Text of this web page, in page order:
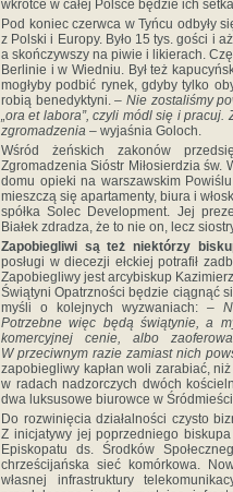
wkrótce w całej Polsce będzie ich
Pod koniec czerwca w Tyńcu odbyły
z Polski i Europy. Było 15 tys. gości i
a skończywszy na piwie i likierach.
Berlinie i w Wiedniu. Był też
mogłyby podbić rynek, gdyby tylko
robią benedyktyni.– Nie zostaliśmy
„ora et labora”, czyli módl się i
zgromadzenia – wyjaśnia Goloch.
Wśród żeńskich zakonów
Zgromadzenia Sióstr Miłosierdzia św.
domu opieki na warszawskim
mieszczą się apartamenty, biura i
spółka Solec Development. Jej
Białek zdradza, że to nie on, lecz
Zapobiegliwi są też niektórzy
posługi w diecezji ełckiej potrafił
Zapobiegliwy jest arcybiskup
Świątyni Opatrzności będzie ciągnąć
myśli o kolejnych wyzwaniach: –
Potrzebne więc będą świątynie, a
komercyjnej cenie, albo
W przeciwnym razie zamiast nich
zapobiegliwy kapłan woli zarabiać,
w radach nadzorczych dwóch
dwa luksusowe biurowce w
Do rozwinięcia działalności czysto
Z inicjatywy jej poprzedniego
Episkopatu ds. Środków
chrześcijańska sieć komórkowa.
własnej infrastruktury